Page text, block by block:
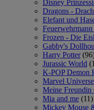
Disney
Dragons -
Elefant und
Feuerwehrmann
Frozen - Die
Gabby's
Harry Potter
Jurassic World
K-POP Demon
Marvel Universe
Meine Freundin
Mia and me (11)
Mickey Mouse